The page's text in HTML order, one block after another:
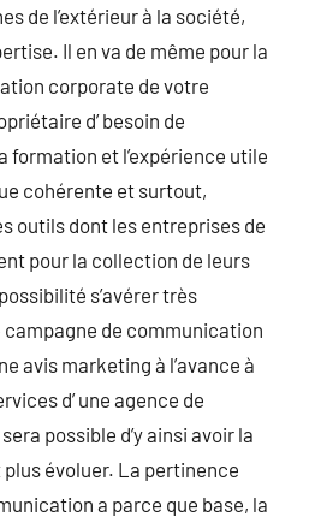
de l’extérieur à la société,
Il en va de même pour la
corporate de votre
d’ besoin de
formation et l’expérience utile
cohérente et surtout,
outils dont les entreprises de
pour la collection de leurs
s’avérer très
de communication
avis marketing à l’avance à
d’ une agence de
possible d’y ainsi avoir la
évoluer. La pertinence
a parce que base, la